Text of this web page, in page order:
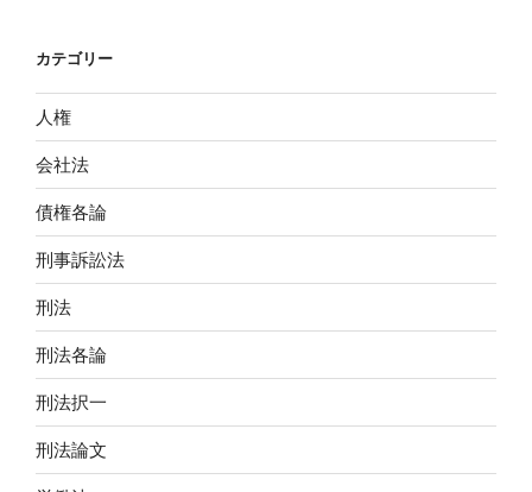
カテゴリー
人権
会社法
債権各論
刑事訴訟法
刑法
刑法各論
刑法択一
刑法論文